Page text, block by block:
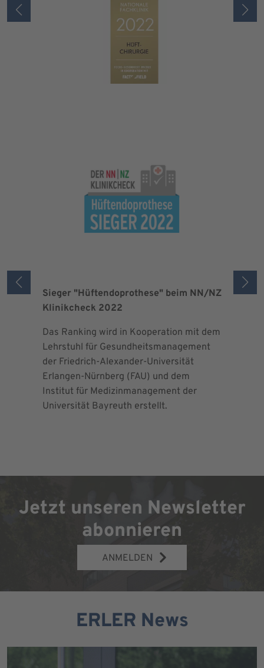
Sieger "Hüftendoprothese" beim NN/NZ
Klinikcheck 2022
Das Ranking wird in Kooperation mit dem
Lehrstuhl für Gesundheitsmanagement
der Friedrich-Alexander-Universität
Erlangen-Nürnberg (FAU) und dem
Institut für Medizinmanagement der
Universität Bayreuth erstellt.
Jetzt unseren Newsletter
abonnieren
ANMELDEN
ERLER News